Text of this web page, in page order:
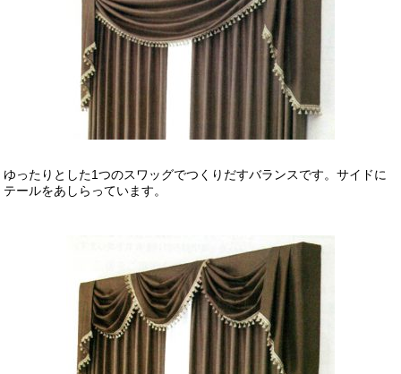
ゆったりとした1つのスワッグでつくりだすバランスです。サイドに
テールをあしらっています。